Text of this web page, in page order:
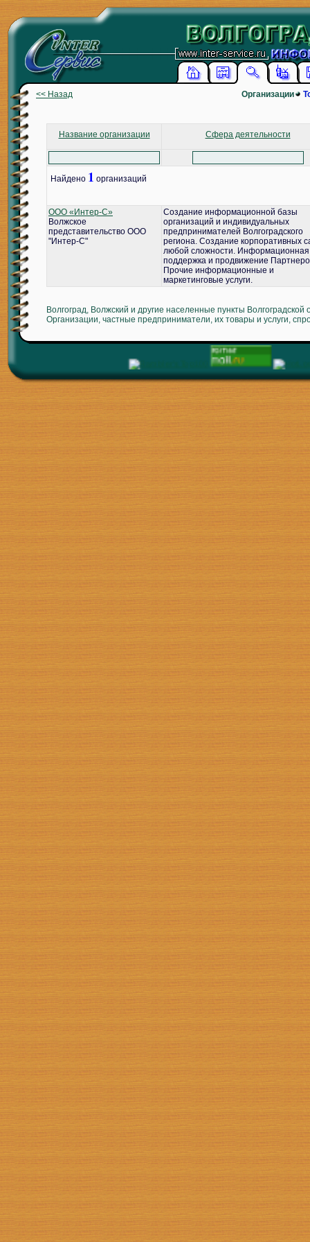
<< Назад Организации
Название организации Сфера деятельности
Найдено 1 организаций
ООО «Интер-С»
Волжское
представительство ООО
"Интер-С"
Создание информационной базы
организаций и индивидуальных
предпринимателей Волгоградского
региона. Создание корпоративных
любой сложности. Информационная
поддержка и продвижение
Прочие информационные и
маркетинговые услуги.
Волгоград, Волжский и другие населенные пункты Волгоградской
Организации, частные предприниматели, их товары и услуги,